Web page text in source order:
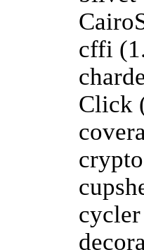
cffi
Click